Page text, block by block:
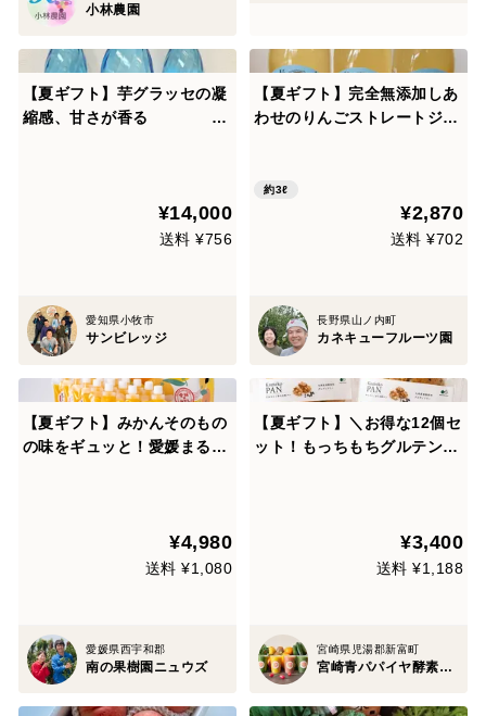
小林農園
【夏ギフト】芋グラッセの凝
縮感、甘さが香る
¥14,000
送料 ¥756
愛知県小牧市
サンビレッジ
【夏ギフト】完全無添加しあ
わせのりんごストレートジュ
約3ℓ
¥2,870
送料 ¥702
長野県山ノ内町
カネキューフルーツ園
【夏ギフト】みかんそのもの
の味をギュッと！愛媛まるご
¥4,980
送料 ¥1,080
愛媛県西宇和郡
南の果樹園ニュウズ
【夏ギフト】＼お得な12個セ
ット！もっちもちグルテンフ
¥3,400
送料 ¥1,188
宮崎県児湯郡新富町
宮崎青パパイヤ酵素スムージー by TABETEMAMORU